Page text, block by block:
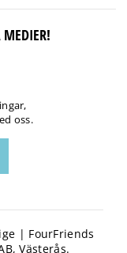
MEDIER!
oss.
| FourFriends
Västerås.